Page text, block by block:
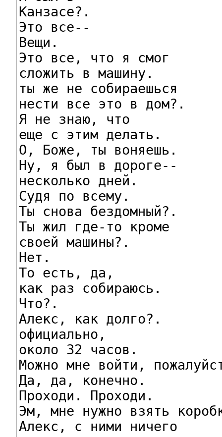
Канзасе?.
Это все--
Вещи.
Это все, что я смог
сложить в машину.
ты же не собираешься
нести все это в дом?.
Я не знаю, что
еще с этим делать.
О, Боже, ты воняешь.
Ну, я был в дороге--
несколько дней.
Судя по всему.
Ты снова бездомный?.
Ты жил где-то кроме
своей машины?.
Нет.
То есть, да,
как раз собираюсь.
Что?.
Алекс, как долго?.
официально,
около 32 часов.
Можно мне войти,
Да, да, конечно.
Проходи. Проходи.
Эм, мне нужно взять
Алекс, с ними ничего